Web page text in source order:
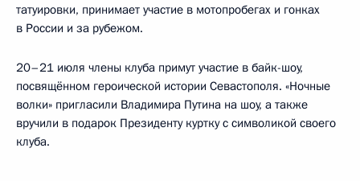
татуировки, принимает участие в мотопробегах и гонках
в России и за рубежом.
20–21 июля члены клуба примут участие в байк-шоу,
посвящённом героической истории Севастополя. «Ночные
волки» пригласили Владимира Путина на шоу, а также
вручили в подарок Президенту куртку с символикой своего
клуба.